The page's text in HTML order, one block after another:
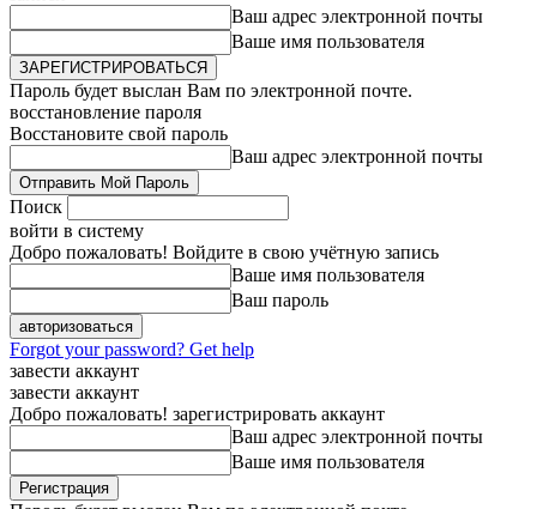
Ваш адрес электронной почты
Ваше имя пользователя
Пароль будет выслан Вам по электронной почте.
восстановление пароля
Восстановите свой пароль
Ваш адрес электронной почты
Поиск
войти в систему
Добро пожаловать! Войдите в свою учётную запись
Ваше имя пользователя
Ваш пароль
Forgot your password? Get help
завести аккаунт
завести аккаунт
Добро пожаловать! зарегистрировать аккаунт
Ваш адрес электронной почты
Ваше имя пользователя